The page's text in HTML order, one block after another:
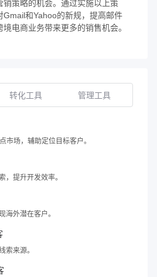
销策略的机会。通过实施以上策
Gmail和Yahoo的新规，提高邮件
电商业务带来更多的销售机会。
转化工具 管理工具
市场，辅助定位目标客户。
，提升开发效率。
海外潜在客户。
索来源。